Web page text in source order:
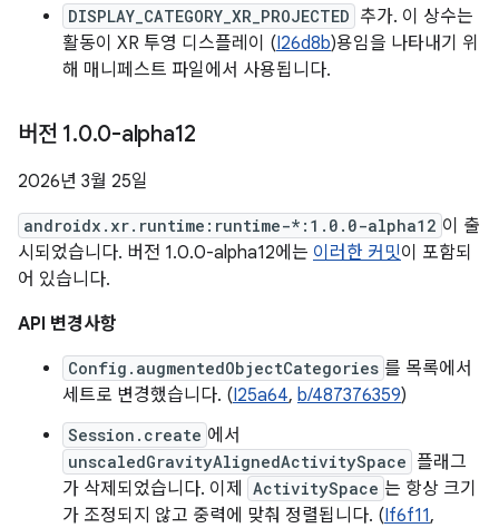
DISPLAY_CATEGORY_XR_PROJECTED 추가. 이 상수는
활동이 XR 투영 디스플레이 (I26d8b)용임을 나타내기 위
해 매니페스트 파일에서 사용됩니다.
버전 1.0.0-alpha12
2026년 3월 25일
androidx.xr.runtime:runtime-*:1.0.0-alpha12 이 출
시되었습니다. 버전 1.0.0-alpha12에는 이러한 커밋이 포함되
어 있습니다.
API 변경사항
Config.augmentedObjectCategories 를 목록에서
세트로 변경했습니다. (I25a64, b/487376359)
Session.create 에서
unscaledGravityAlignedActivitySpace 플래그
가 삭제되었습니다. 이제
ActivitySpace 는 항상 크기
가 조정되지 않고 중력에 맞춰 정렬됩니다. (If6f11,